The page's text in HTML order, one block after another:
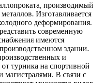
производимый
Изготавливается
деформирования.
современную
имеются
здании.
и
турника на спортивной
магистралями. В связи с